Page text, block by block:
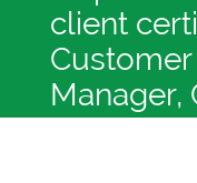
client
Manager,